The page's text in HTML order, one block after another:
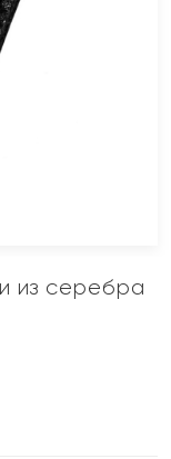
из серебра